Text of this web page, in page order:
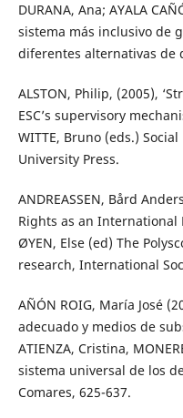
DURANA, Ana; AYALA
sistema más inclusivo de
diferentes alternativas de
ALSTON, Philip, (2005),
ESC’s supervisory
WITTE, Bruno (eds.)
University Press.
ANDREASSEN, Bård
Rights as an International
ØYEN, Else (ed) The
research, International
AÑÓN ROIG, María José
adecuado y medios de
ATIENZA, Cristina,
sistema universal de los
Comares, 625-637.